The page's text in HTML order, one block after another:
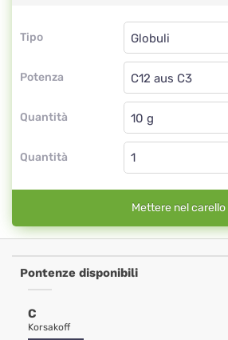
Tipo
Tipo
Potenza
Globuli
C12 aus C3
Quantità
Globuli
Quantità
Mettere nel carello
Pontenze disponibili
C
Korsakoff